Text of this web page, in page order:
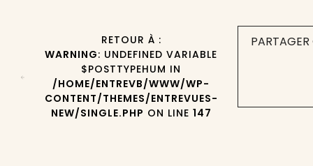
RETOUR À :
WARNING: UNDEFINED VARIABLE
$POSTTYPEHUM IN
/HOME/ENTREVB/WWW/WP-
CONTENT/THEMES/ENTREVUES-
NEW/SINGLE.PHP ON LINE 147